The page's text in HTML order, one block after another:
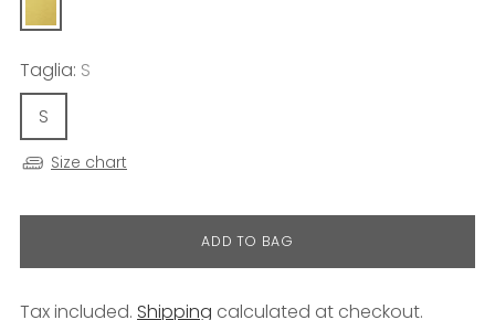
Taglia: S
S
Size chart
ADD TO BAG
Tax included. Shipping calculated at checkout.